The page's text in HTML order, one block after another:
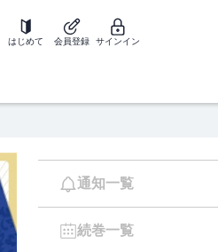
はじめて 会員登録 サインイン
通知一覧
続巻一覧